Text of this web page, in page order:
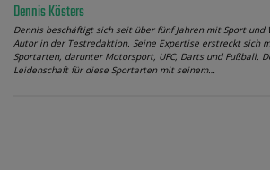
Dennis Kösters
Dennis beschäftigt sich seit über fünf Jahren mit Sport und
Autor in der Testredaktion. Seine Expertise erstreckt sich
Sportarten, darunter Motorsport, UFC, Darts und Fußball.
Leidenschaft für diese Sportarten mit seinem…